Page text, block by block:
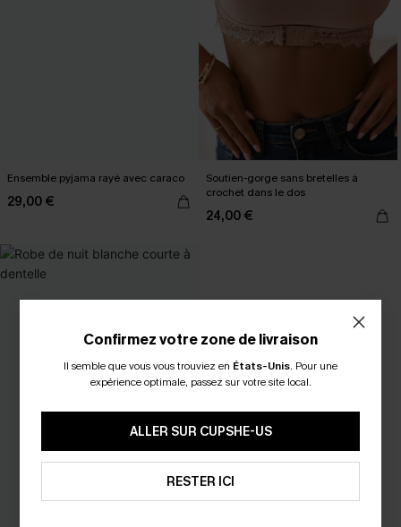
Ensemble pyjama rayé avec caraco
29,00 €
Soutien-gorge sans bretelles à
crochet dans le dos
24,00 €
Confirmez votre zone de livraison
Il semble que vous vous trouviez en États-Unis. Pour une
expérience optimale, passez sur votre site local.
ALLER SUR CUPSHE-US
RESTER ICI